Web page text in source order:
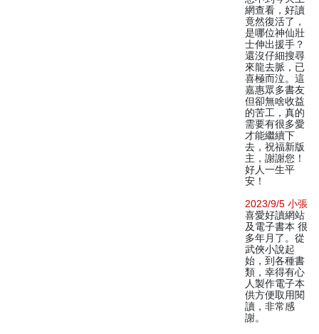
網查看，好讀
竟然復活了，
是哪位神仙壯
士伸出援手？
還沒仔細搜尋
來龍去脈，已
喜極而泣。這
嘉惠眾多書友
但卻無啥收益
的苦工，真的
需要有很多愛
才能繼續下
去，祝福新版
主，謝謝您！
好人一生平
安！
2023/9/5 小張
喜愛好讀網站
及電子書本 很
多年月了。從
武俠小說起
始，到各種書
類，幸得有心
人製作電子本
供方便取用閱
讀，非常感
謝。